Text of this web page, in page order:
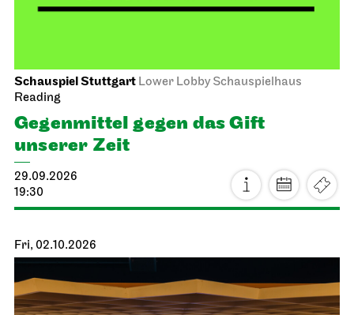
Schauspiel Stuttgart Lower Lobby Schauspielhaus
Reading
Gegenmittel gegen das Gift
unserer Zeit
29.09.2026
19:30
Fri, 02.10.2026